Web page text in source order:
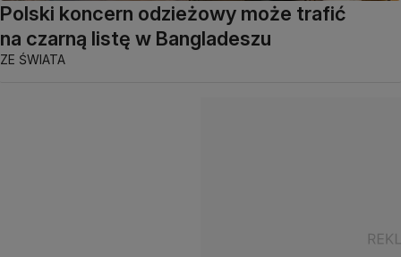
Polski koncern odzieżowy może trafić
na czarną listę w Bangladeszu
ZE ŚWIATA